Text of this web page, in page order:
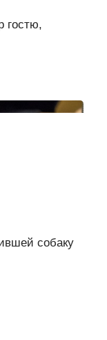
гостю,
собаку